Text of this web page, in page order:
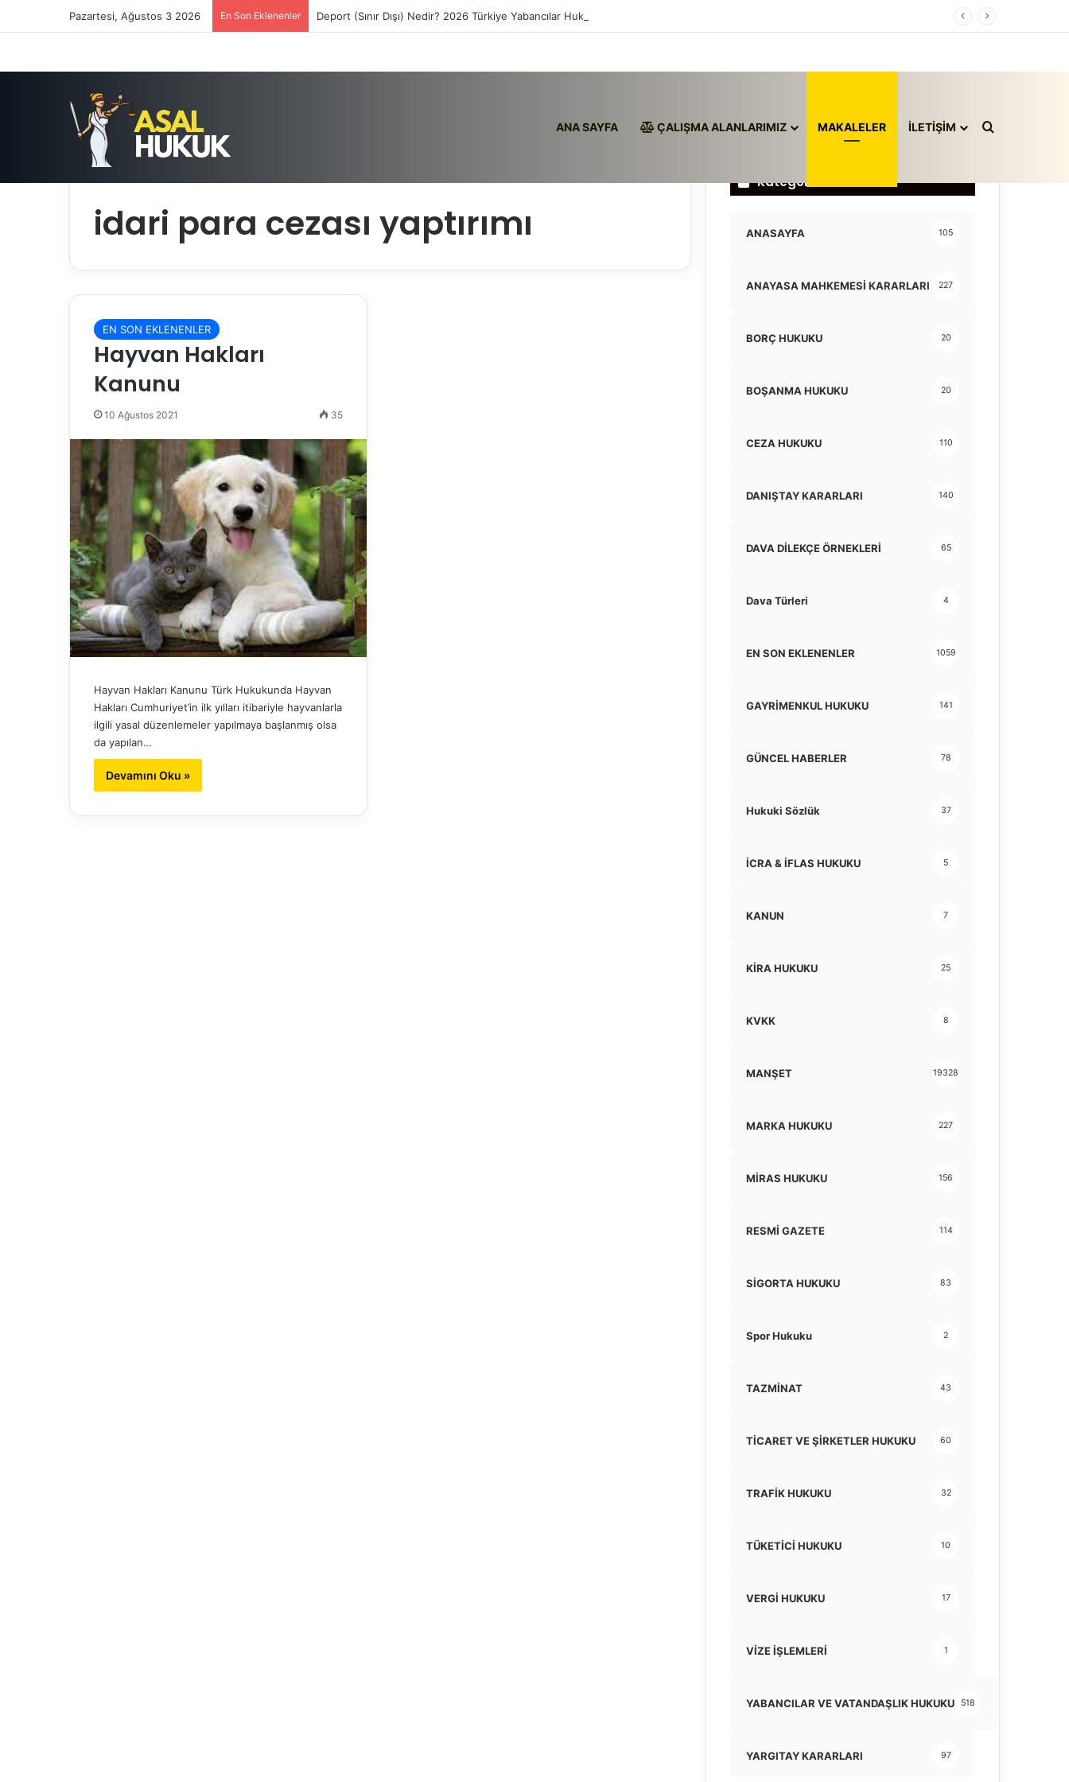
Pazartesi, Ağustos 3 2026 En Son Eklenenler Deport (Sınır Dışı) Nedir? 2026 Türkiye Yabancılar Hukuku
ANA SAYFA ÇALIŞMA ALANLARIMIZ MAKALELER İLETİŞİM Arama yap
idari para cezası yaptırımı
EN SON EKLENENLER
Hayvan Hakları
Kanunu
10 Ağustos 2021 35
Hayvan Hakları Kanunu Türk Hukukunda Hayvan
Hakları Cumhuriyet’in ilk yılları itibariyle hayvanlarla
ilgili yasal düzenlemeler yapılmaya başlanmış olsa
da yapılan…
Devamını Oku »
Kategoriler
ANASAYFA 105
ANAYASA MAHKEMESİ KARARLARI 227
BORÇ HUKUKU 20
BOŞANMA HUKUKU 20
CEZA HUKUKU 110
DANIŞTAY KARARLARI 140
DAVA DİLEKÇE ÖRNEKLERİ 65
Dava Türleri 4
EN SON EKLENENLER 1059
GAYRİMENKUL HUKUKU 141
GÜNCEL HABERLER 78
Hukuki Sözlük 37
İCRA & İFLAS HUKUKU 5
KANUN 7
KİRA HUKUKU 25
KVKK 8
MANŞET 19328
MARKA HUKUKU 227
MİRAS HUKUKU 156
RESMİ GAZETE 114
SİGORTA HUKUKU 83
Spor Hukuku 2
TAZMİNAT 43
TİCARET VE ŞİRKETLER HUKUKU 60
TRAFİK HUKUKU 32
TÜKETİCİ HUKUKU 10
VERGİ HUKUKU 17
VİZE İŞLEMLERİ 1
YABANCILAR VE VATANDAŞLIK HUKUKU 518
YARGITAY KARARLARI 97